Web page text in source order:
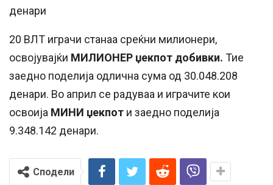
денари
20 ВЛТ играчи станаа среќни милионери,
освојувајќи МИЛИОНЕР џекпот добивки. Тие
заедно поделија одлична сума од 30.048.208
денари. Во април се радуваа и играчите кои
освоија МИНИ џекпот и заедно поделија
9.348.142 денари.
Сподели